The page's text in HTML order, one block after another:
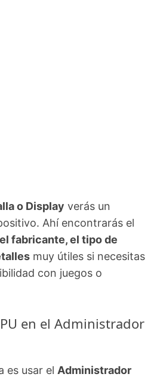
o Display verás un
Ahí encontrarás el
fabricante, el tipo de
muy útiles si necesitas
con juegos o
en el Administrador
es usar el Administrador